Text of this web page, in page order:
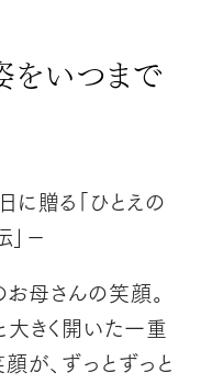
をいつまで
に贈る「ひとえの
－
母さんの笑顔。
大きく開いた一重
が、ずっとずっと